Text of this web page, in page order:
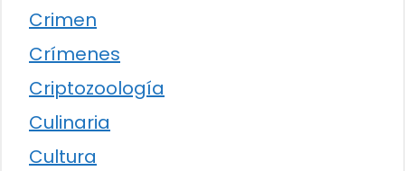
Crimen
Crímenes
Criptozoología
Culinaria
Cultura